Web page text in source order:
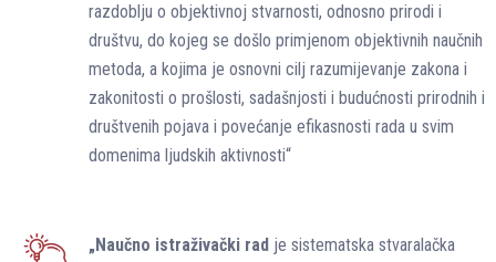
razdoblju o objektivnoj stvarnosti, odnosno prirodi i
društvu, do kojeg se došlo primjenom objektivnih naučnih
metoda, a kojima je osnovni cilj razumijevanje zakona i
zakonitosti o prošlosti, sadašnjosti i budućnosti prirodnih i
društvenih pojava i povećanje efikasnosti rada u svim
domenima ljudskih aktivnosti“
„Naučno istraživački rad je sistematska stvaralačka